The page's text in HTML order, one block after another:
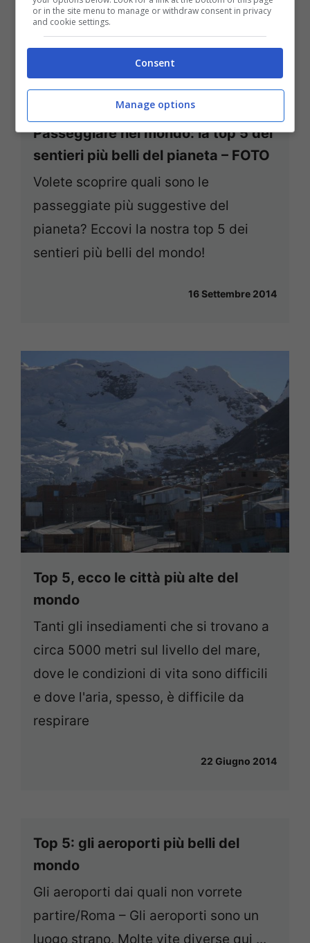
Passeggiare nel mondo: la top 5 dei
sentieri più belli del pianeta – FOTO
Volete scoprire quali sono le
passeggiate più suggestive del
pianeta? Eccovi la nostra top 5 dei
sentieri più belli del mondo!
16 Settembre 2014
Top 5, ecco le città più alte del
mondo
Tanti gli insediamenti che si trovano a
circa 5000 metri sul livello del mare,
dove le condizioni di vita sono difficili
e dove l'aria, spesso, è difficile da
respirare
22 Giugno 2014
Top 5: gli aeroporti più belli del
mondo
Gli aeroporti dai quali non vorrete
partire/Roma – Gli aeroporti sono un
luogo strano. Molte vite diverse qui ...
or in the site menu to manage or withdraw consent in privacy
and cookie settings.
Consent
Manage options